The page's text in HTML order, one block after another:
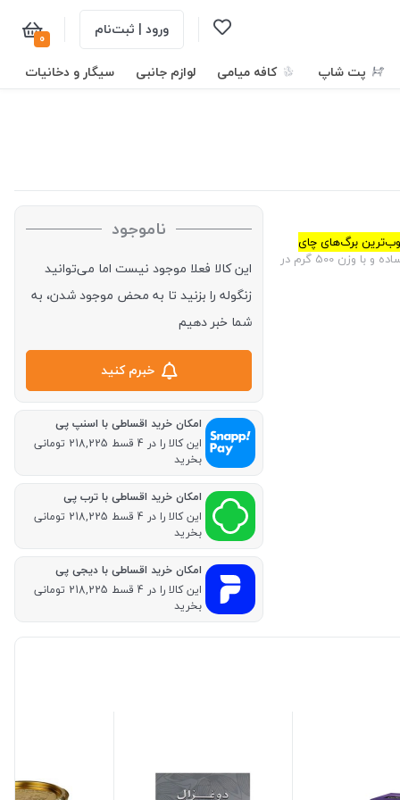
ورود | ثبت‌نام 0
پت شاپ کافه میامی لوازم جانبی سیگار و دخانیات
برگ‌های چای
این چای به صورت ساده و با وزن 500 گرم در
ناموجود
این کالا فعلا موجود نیست اما می‌توانید
زنگوله را بزنید تا به محض موجود شدن، به
شما خبر دهیم
خبرم کنید
امکان خرید اقساطی با اسنپ پی
این کالا را در 4 قسط 218,225 تومانی
بخرید
امکان خرید اقساطی با ترب پی
این کالا را در 4 قسط 218,225 تومانی
بخرید
امکان خرید اقساطی با دیجی پی
این کالا را در 4 قسط 218,225 تومانی
بخرید